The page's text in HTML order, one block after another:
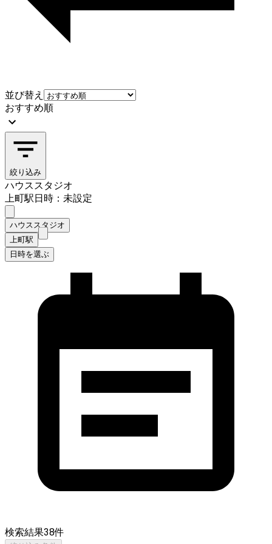
並び替え
おすすめ順
絞り込み
ハウススタジオ
上町駅日時：未設定
ハウススタジオ
上町駅
日時を選ぶ
検索結果38件